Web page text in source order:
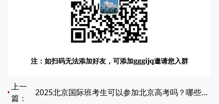
注：如扫码无法添加好友，可添加gggijq邀请您入群
上一
篇：
2025北京国际班考生可以参加北京高考吗？哪些学生适合国际班？